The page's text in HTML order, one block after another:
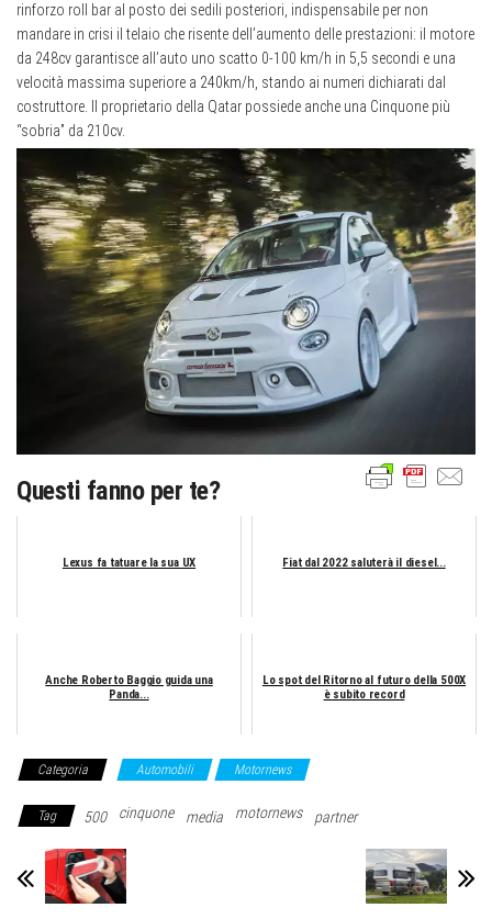
rinforzo roll bar al posto dei sedili posteriori, indispensabile per non
mandare in crisi il telaio che risente dell’aumento delle prestazioni: il motore
da 248cv garantisce all’auto uno scatto 0-100 km/h in 5,5 secondi e una
velocità massima superiore a 240km/h, stando ai numeri dichiarati dal
costruttore. Il proprietario della Qatar possiede anche una Cinquone più
“sobria” da 210cv.
Questi fanno per te?
Lexus fa tatuare la sua UX Fiat dal 2022 saluterà il diesel...
Anche Roberto Baggio guida una
Panda...
Lo spot del Ritorno al futuro della 500X
è subito record
Categoria Automobili Motornews
Tag 500 cinquone media motornews partner